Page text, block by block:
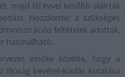
majd fél évvel később aláírták
Hozzátette: a szükséges
feltételek adottak,
használható.
elnöke közölte, hogy a
ifjúság bevétel-kiadás kutatása